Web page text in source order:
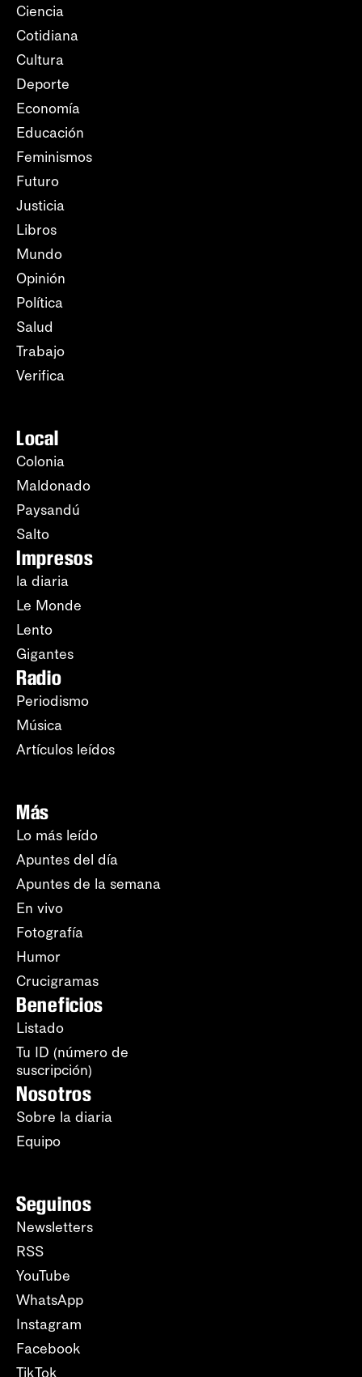
Ciencia
Cotidiana
Cultura
Deporte
Economía
Educación
Feminismos
Futuro
Justicia
Libros
Mundo
Opinión
Política
Salud
Trabajo
Verifica
Local
Colonia
Maldonado
Paysandú
Salto
Impresos
la diaria
Le Monde
Lento
Gigantes
Radio
Periodismo
Música
Artículos leídos
Más
Lo más leído
Apuntes del día
Apuntes de la semana
En vivo
Fotografía
Humor
Crucigramas
Beneficios
Listado
Tu ID (número de
suscripción)
Nosotros
Sobre la diaria
Equipo
Seguinos
Newsletters
RSS
YouTube
WhatsApp
Instagram
Facebook
TikTok